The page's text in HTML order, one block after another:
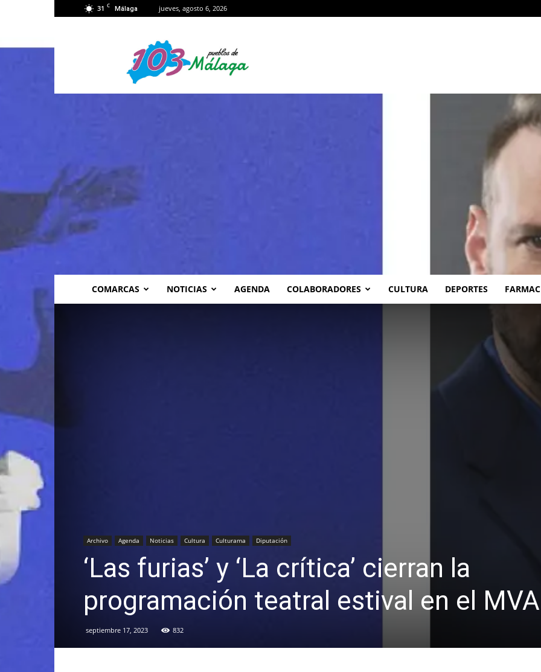
31 C Málaga jueves, agosto 6, 2026
Málaga
COMARCAS NOTICIAS AGENDA COLABORADORES CULTURA DEPORTES
Archivo Agenda Noticias Cultura Culturama Diputación
‘Las furias’ y ‘La crítica’ cierran la
programación teatral estival en el MVA
septiembre 17, 2023 832